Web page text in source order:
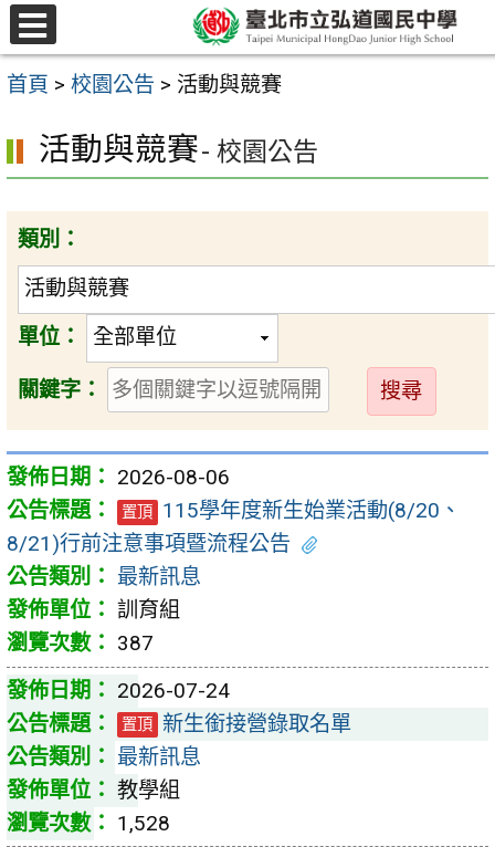
跳
至
主
內
容
區
選
單
首頁 > 校園公告 > 活動與競賽
活動與競賽- 校園公告
類別：
單位：
關鍵字：
送
出
2026-08-06
置頂 115學年度新生始業活動(8/20、
8/21)行前注意事項暨流程公告
最新訊息
訓育組
387
2026-07-24
置頂 新生銜接營錄取名單
最新訊息
教學組
1,528